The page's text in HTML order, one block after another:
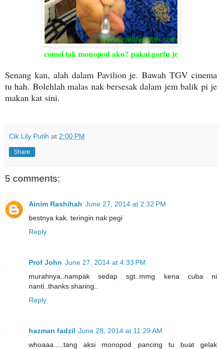
comel tak monopod aku? pakai garfu je
Senang kan, alah dalam Pavilion je. Bawah TGV cinema
tu hah. Bolehlah malas nak bersesak dalam jem balik pi je
makan kat sini.
Cik Lily Putih at 2:00 PM
Share
5 comments:
Ainim Rashihah June 27, 2014 at 2:32 PM
bestnya kak. teringin nak pegi
Reply
Prof John June 27, 2014 at 4:33 PM
murahnya..nampak sedap sgt..mmg kena cuba ni
nanti..thanks sharing..
Reply
hazman fadzil June 28, 2014 at 11:29 AM
whoaaa.....tang aksi monopod pancing tu buat gelak